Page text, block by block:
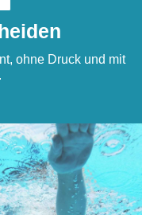
ohne Druck und mit